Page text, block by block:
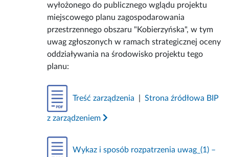
wyłożonego do publicznego wglądu projektu
miejscowego planu zagospodarowania
przestrzennego obszaru "Kobierzyńska", w tym
uwag zgłoszonych w ramach strategicznej oceny
oddziaływania na środowisko projektu tego
planu:
Treść zarządzenia |Strona źródłowa BIP
z zarządzeniem
Wykaz i sposób rozpatrzenia uwag_(1) –